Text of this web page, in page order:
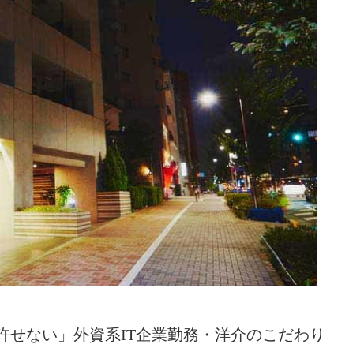
せない」外資系IT企業勤務・洋介のこだわり